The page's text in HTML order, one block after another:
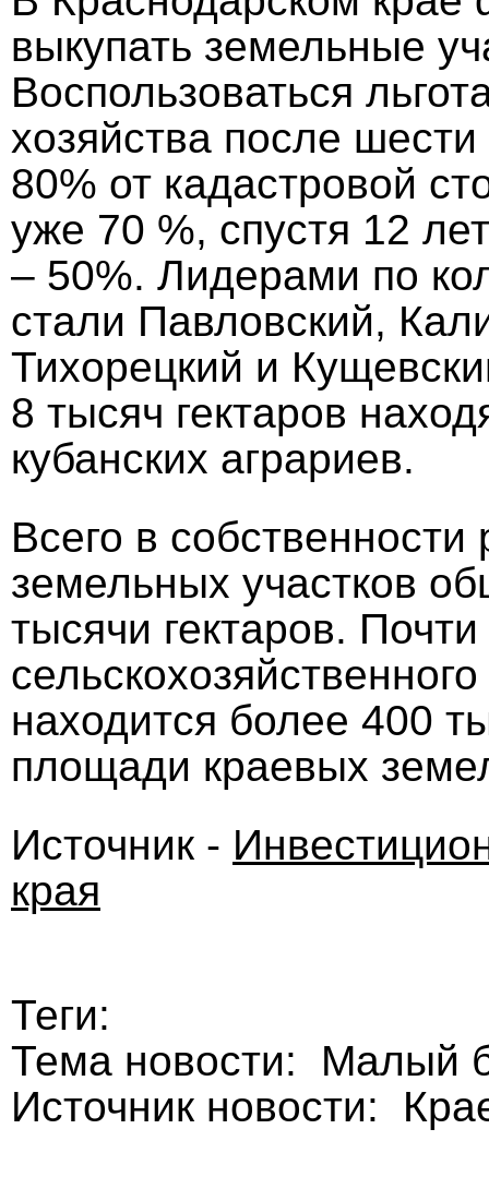
выкупать земельные
Воспользоваться
хозяйства после
80% от кадастровой
уже 70 %, спустя 12
– 50%. Лидерами по
стали Павловский,
Тихорецкий и
8 тысяч гектаров
кубанских аграриев.
Всего в
земельных участков
тысячи гектаров.
находится более 400
площади краевых
Источник -
края
Теги:
Тема новости: Малый
Источник новости: